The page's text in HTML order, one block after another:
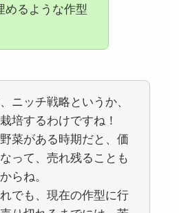
めるような作型
ニッチ戦略というか、
培するわけですね！
菜がある時期だと、価
って、売れ残ることも
らね。
でも、現在の作型に行